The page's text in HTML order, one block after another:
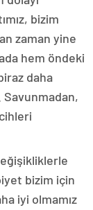
bizim
zaman yine
hem öndeki
daha
bizim için
iyi olmamız